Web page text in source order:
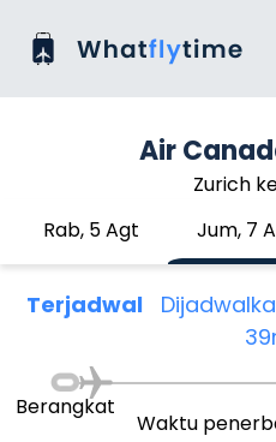
Air
Zurich
Rab, 5 Agt
Jum, 7
Terjadwal
Berangkat
Waktu